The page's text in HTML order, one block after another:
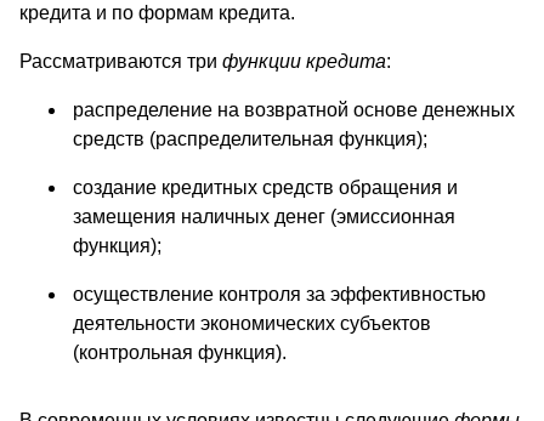
кредита и по формам кредита.
Рассматриваются три функции кредита:
распределение на возвратной основе денежных
средств (распределительная функция);
создание кредитных средств обращения и
замещения наличных денег (эмиссионная
функция);
осуществление контроля за эффективностью
деятельности экономических субъектов
(контрольная функция).